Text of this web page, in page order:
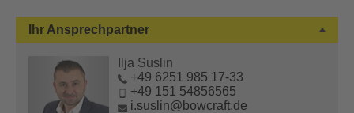
Ihr Ansprechpartner
Ilja Suslin
+49 6251 985 17-33
+49 151 54856565
i.suslin@bowcraft.de